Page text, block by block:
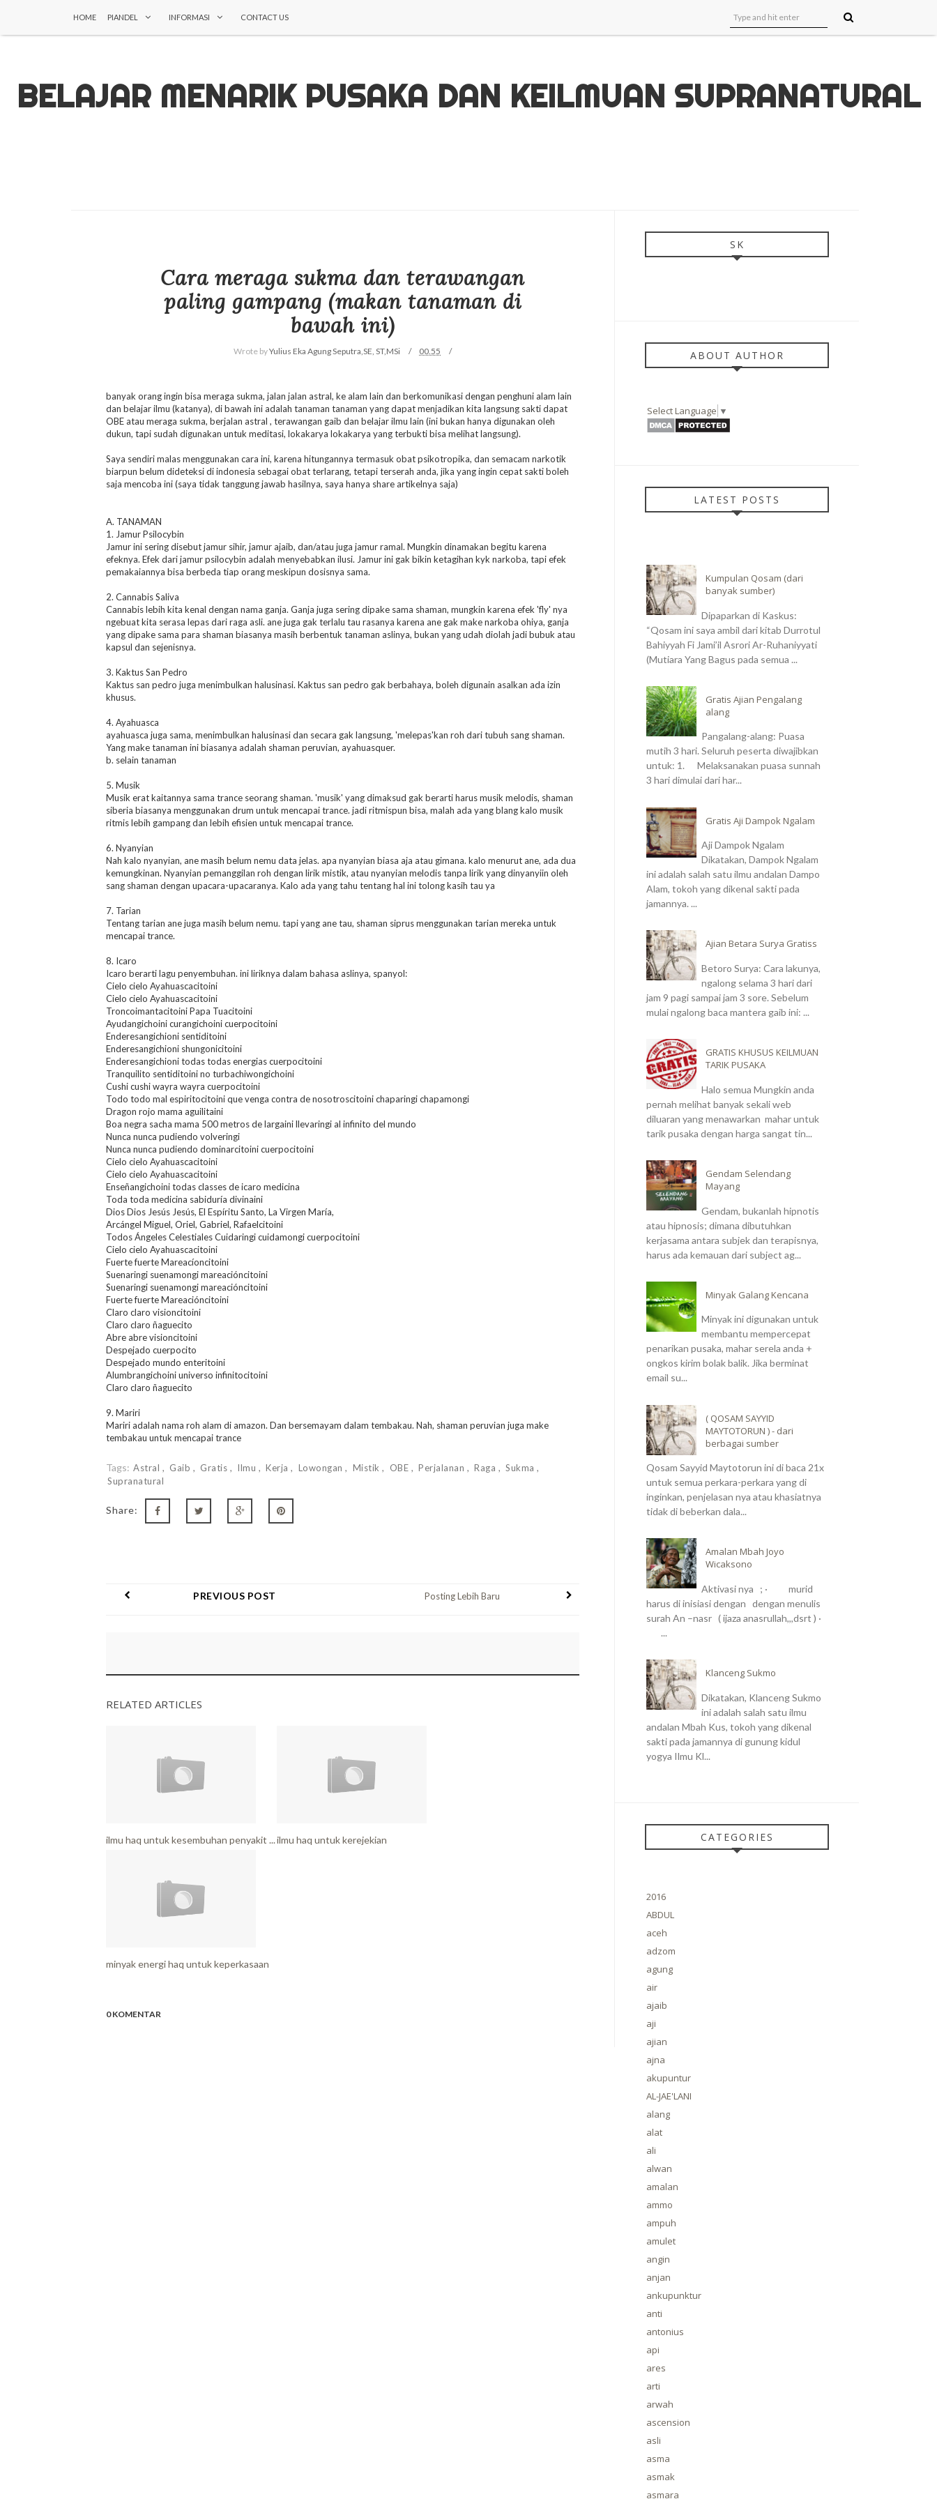
HOME PIANDEL INFORMASI CONTACT US
BELAJAR MENARIK PUSAKA DAN KEILMUAN SUPRANATURAL
Cara meraga sukma dan terawangan
paling gampang (makan tanaman di
bawah ini)
Wrote byYulius Eka Agung Seputra,SE, ST,MSi 00.55
banyak orang ingin bisa meraga sukma, jalan jalan astral, ke alam lain dan berkomunikasi dengan penghuni alam lain
dan belajar ilmu (katanya), di bawah ini adalah tanaman tanaman yang dapat menjadikan kita langsung sakti dapat
OBE atau meraga sukma, berjalan astral , terawangan gaib dan belajar ilmu lain (ini bukan hanya digunakan oleh
dukun, tapi sudah digunakan untuk meditasi, lokakarya lokakarya yang terbukti bisa melihat langsung).
Saya sendiri malas menggunakan cara ini, karena hitungannya termasuk obat psikotropika, dan semacam narkotik
biarpun belum dideteksi di indonesia sebagai obat terlarang, tetapi terserah anda, jika yang ingin cepat sakti boleh
saja mencoba ini (saya tidak tanggung jawab hasilnya, saya hanya share artikelnya saja)
A. TANAMAN
1. Jamur Psilocybin
Jamur ini sering disebut jamur sihir, jamur ajaib, dan/atau juga jamur ramal. Mungkin dinamakan begitu karena
efeknya. Efek dari jamur psilocybin adalah menyebabkan ilusi. Jamur ini gak bikin ketagihan kyk narkoba, tapi efek
pemakaiannya bisa berbeda tiap orang meskipun dosisnya sama.
2. Cannabis Saliva
Cannabis lebih kita kenal dengan nama ganja. Ganja juga sering dipake sama shaman, mungkin karena efek 'fly' nya
ngebuat kita serasa lepas dari raga asli. ane juga gak terlalu tau rasanya karena ane gak make narkoba ohiya, ganja
yang dipake sama para shaman biasanya masih berbentuk tanaman aslinya, bukan yang udah diolah jadi bubuk atau
kapsul dan sejenisnya.
3. Kaktus San Pedro
Kaktus san pedro juga menimbulkan halusinasi. Kaktus san pedro gak berbahaya, boleh digunain asalkan ada izin
khusus.
4. Ayahuasca
ayahuasca juga sama, menimbulkan halusinasi dan secara gak langsung, 'melepas'kan roh dari tubuh sang shaman.
Yang make tanaman ini biasanya adalah shaman peruvian, ayahuasquer.
b. selain tanaman
5. Musik
Musik erat kaitannya sama trance seorang shaman. 'musik' yang dimaksud gak berarti harus musik melodis, shaman
siberia biasanya menggunakan drum untuk mencapai trance. jadi ritmispun bisa, malah ada yang blang kalo musik
ritmis lebih gampang dan lebih efisien untuk mencapai trance.
6. Nyanyian
Nah kalo nyanyian, ane masih belum nemu data jelas. apa nyanyian biasa aja atau gimana. kalo menurut ane, ada dua
kemungkinan. Nyanyian pemanggilan roh dengan lirik mistik, atau nyanyian melodis tanpa lirik yang dinyanyiin oleh
sang shaman dengan upacara-upacaranya. Kalo ada yang tahu tentang hal ini tolong kasih tau ya
7. Tarian
Tentang tarian ane juga masih belum nemu. tapi yang ane tau, shaman siprus menggunakan tarian mereka untuk
mencapai trance.
8. Icaro
Icaro berarti lagu penyembuhan. ini liriknya dalam bahasa aslinya, spanyol:
Cielo cielo Ayahuascacitoini
Cielo cielo Ayahuascacitoini
Troncoimantacitoini Papa Tuacitoini
Ayudangichoini curangichoini cuerpocitoini
Enderesangichioni sentiditoini
Enderesangichioni shungonicitoini
Enderesangichioni todas todas energias cuerpocitoini
Tranquilito sentiditoini no turbachiwongichoini
Cushi cushi wayra wayra cuerpocitoini
Todo todo mal espiritocitoini que venga contra de nosotroscitoini chaparingi chapamongi
Dragon rojo mama aguilitaini
Boa negra sacha mama 500 metros de largaini llevaringi al infinito del mundo
Nunca nunca pudiendo volveringi
Nunca nunca pudiendo dominarcitoini cuerpocitoini
Cielo cielo Ayahuascacitoini
Cielo cielo Ayahuascacitoini
Enseñangichoini todas classes de icaro medicina
Toda toda medicina sabiduría divinaini
Dios Dios Jesús Jesús, El Espíritu Santo, La Virgen María,
Arcángel Miguel, Oriel, Gabriel, Rafaelcitoini
Todos Ángeles Celestiales Cuidaringi cuidamongi cuerpocitoini
Cielo cielo Ayahuascacitoini
Fuerte fuerte Mareacíoncitoini
Suenaringi suenamongi mareacióncitoini
Suenaringi suenamongi mareacióncitoini
Fuerte fuerte Mareacióncitoini
Claro claro visioncitoini
Claro claro ñaguecito
Abre abre visioncitoini
Despejado cuerpocito
Despejado mundo enteritoini
Alumbrangichoini universo infinitocitoini
Claro claro ñaguecito
9. Mariri
Mariri adalah nama roh alam di amazon. Dan bersemayam dalam tembakau. Nah, shaman peruvian juga make
tembakau untuk mencapai trance
Tags: Astral Gaib Gratis Ilmu Kerja Lowongan Mistik OBE Perjalanan Raga
Sukma
Supranatural
Share:
Posting Lebih Baru
PREVIOUS POST
RELATED ARTICLES
ilmu haq untuk kesembuhan penyakit ...ilmu haq untuk kerejekian
minyak energi haq untuk keperkasaan
0 KOMENTAR
SK
ABOUT AUTHOR
Select Language ▼
LATEST POSTS
Kumpulan Qosam (dari
banyak sumber)
Dipaparkan di Kaskus:
“Qosam ini saya ambil dari kitab Durrotul
Bahiyyah Fi Jami’il Asrori Ar-Ruhaniyyati
(Mutiara Yang Bagus pada semua ...
Gratis Ajian Pengalang
alang
Pangalang-alang: Puasa
mutih 3 hari. Seluruh peserta diwajibkan
untuk: 1. Melaksanakan puasa sunnah
3 hari dimulai dari har...
Gratis Aji Dampok Ngalam
Aji Dampok Ngalam
Dikatakan, Dampok Ngalam
ini adalah salah satu ilmu andalan Dampo
Alam, tokoh yang dikenal sakti pada
jamannya. ...
Ajian Betara Surya Gratiss
Betoro Surya: Cara lakunya,
ngalong selama 3 hari dari
jam 9 pagi sampai jam 3 sore. Sebelum
mulai ngalong baca mantera gaib ini: ...
GRATIS KHUSUS KEILMUAN
TARIK PUSAKA
Halo semua Mungkin anda
pernah melihat banyak sekali web
diluaran yang menawarkan mahar untuk
tarik pusaka dengan harga sangat tin...
Gendam Selendang
Mayang
Gendam, bukanlah hipnotis
atau hipnosis; dimana dibutuhkan
kerjasama antara subjek dan terapisnya,
harus ada kemauan dari subject ag...
Minyak Galang Kencana
Minyak ini digunakan untuk
membantu mempercepat
penarikan pusaka, mahar serela anda +
ongkos kirim bolak balik. Jika berminat
email su...
( QOSAM SAYYID
MAYTOTORUN ) - dari
berbagai sumber
Qosam Sayyid Maytotorun ini di baca 21x
untuk semua perkara-perkara yang di
inginkan, penjelasan nya atau khasiatnya
tidak di beberkan dala...
Amalan Mbah Joyo
Wicaksono
Aktivasi nya ; · murid
harus di inisiasi dengan dengan menulis
surah An –nasr ( ijaza anasrullah,,,dsrt ) ·
...
Klanceng Sukmo
Dikatakan, Klanceng Sukmo
ini adalah salah satu ilmu
andalan Mbah Kus, tokoh yang dikenal
sakti pada jamannya di gunung kidul
yogya Ilmu Kl...
CATEGORIES
2016
ABDUL
aceh
adzom
agung
air
ajaib
aji
ajian
ajna
akupuntur
AL-JAE'LANI
alang
alat
ali
alwan
amalan
ammo
ampuh
amulet
angin
anjan
ankupunktur
anti
antonius
api
ares
arti
arwah
ascension
asli
asma
asmak
asmara